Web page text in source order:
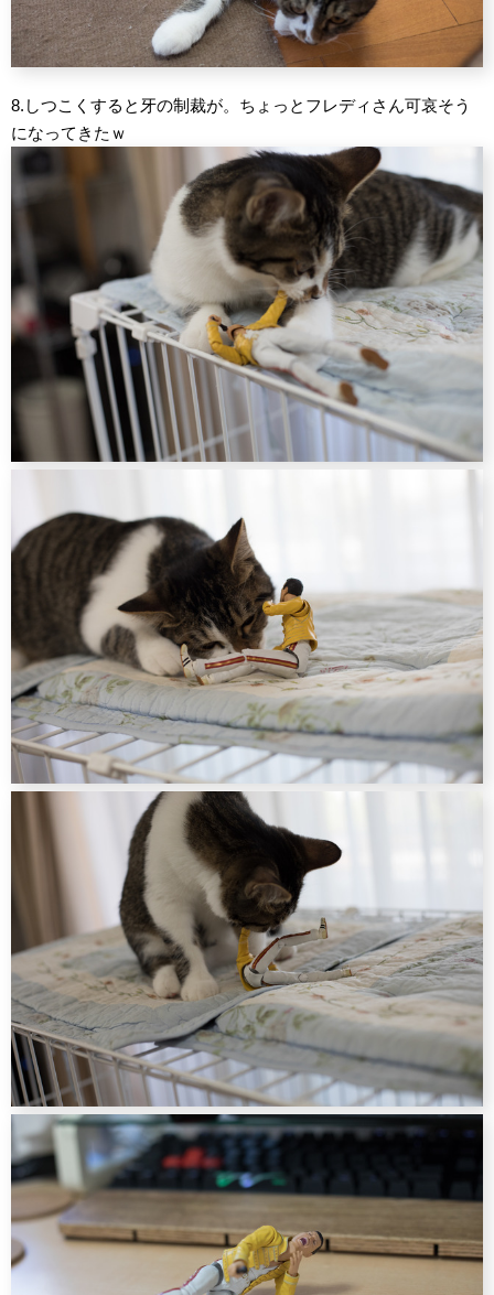
8.しつこくすると牙の制裁が。ちょっとフレディさん可哀そう
になってきたｗ